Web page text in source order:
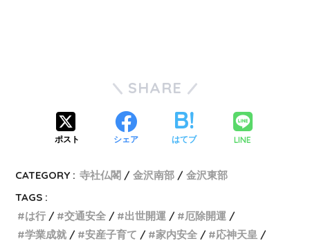
SHARE
ポスト シェア はてブ LINE
CATEGORY : 寺社仏閣 金沢南部
金沢東部
TAGS :
は行
交通安全 出世開運
厄除開運
学業成就
安産子育て 家内安全
応神天皇